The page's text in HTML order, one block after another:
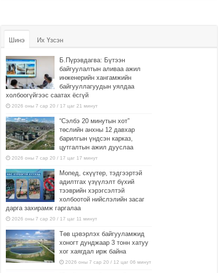
Шинэ Их Үзсэн
Б.Пүрэвдагва: Бүтээн
байгуулалтын аливаа ажил
инженерийн хангамжийн
байгууллагуудын уялдаа
холбоогүйгээс саатах ёсгүй
2026 оны 7 сар 20 / 17 цаг 21 минут
“Сэлбэ 20 минутын хот”
төслийн анхны 12 давхар
барилгын үндсэн карказ,
цутгалтын ажил дууслаа
2026 оны 7 сар 20 / 17 цаг 17 минут
Мопед, скүүтер, тэдгээртэй
адилтгах үзүүлэлт бүхий
тээврийн хэрэгсэлтэй
холбоотой нийслэлийн засаг
дарга захирамж гаргалаа
2026 оны 7 сар 20 / 17 цаг 11 минут
Төв цэвэрлэх байгууламжид
хоногт дунджаар 3 тонн хатуу
хог хаягдал ирж байна
2026 оны 7 сар 20 / 12 цаг 06 минут